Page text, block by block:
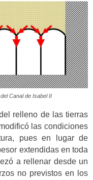
Canal de Isabel II
relleno de las tierras
las condiciones
pues en lugar de
extendidas en toda
a rellenar desde un
no previstos en los